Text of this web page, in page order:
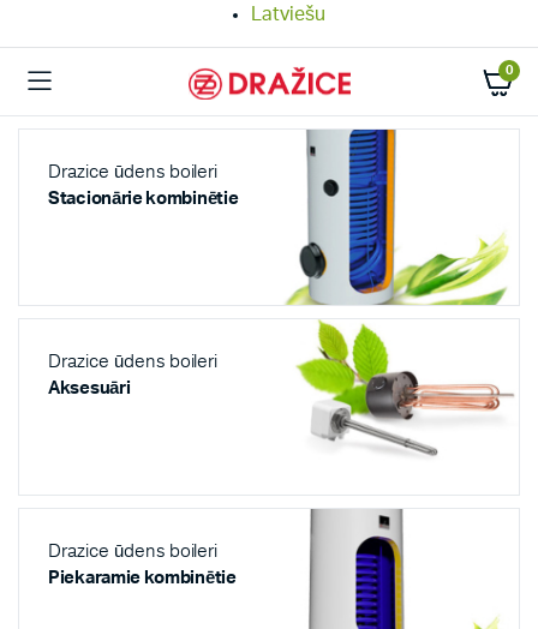
Latviešu
0
Drazice ūdens boileri
Stacionārie kombinētie
Drazice ūdens boileri
Aksesuāri
Drazice ūdens boileri
Piekaramie kombinētie